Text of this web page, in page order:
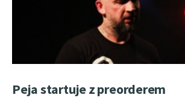
Peja startuje z preorderem